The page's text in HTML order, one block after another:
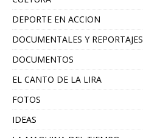
DEPORTE EN ACCION
DOCUMENTALES Y REPORTAJES
DOCUMENTOS
EL CANTO DE LA LIRA
FOTOS
IDEAS